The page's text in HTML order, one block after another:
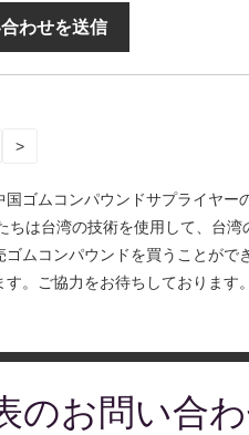
わせを送信
>
ゴムコンパウンドサプライヤー
は台湾の技術を使用して、台
ムコンパウンドを買うことがで
。ご協力をお待ちしております。
のお問い合